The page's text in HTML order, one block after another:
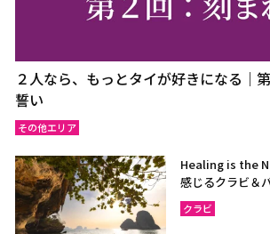
２人なら、もっとタイが好きになる｜
誓い
その他エリア
Healing is the
感じるクラビ＆
クラビ